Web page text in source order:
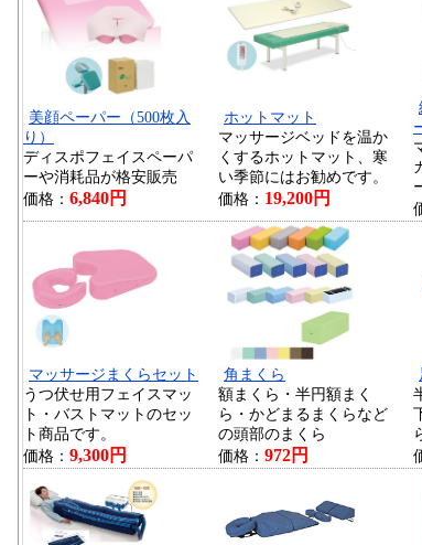
美顔ペーパー（500枚入
り）
ディスポフェイスペーパ
ーや消耗品が格安販売
価格： 6,840円
ホットマット
マッサージベッドを温か
くするホットマット、寒
い季節にはお勧めです。
価格： 19,200円
マッサージまくらセット
うつ伏せ用フェイスマッ
ト・バストマットのセッ
ト商品です。
価格： 9,300円
角まくら
額まくら・半円額まく
ら・かどまるまくらなど
の頭部のまくら
価格： 972円